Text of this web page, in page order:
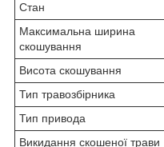
Стан
Максимальна ширина
скошування
Висота скошування
Тип травозбірника
Тип привода
Викидання скошеної трави